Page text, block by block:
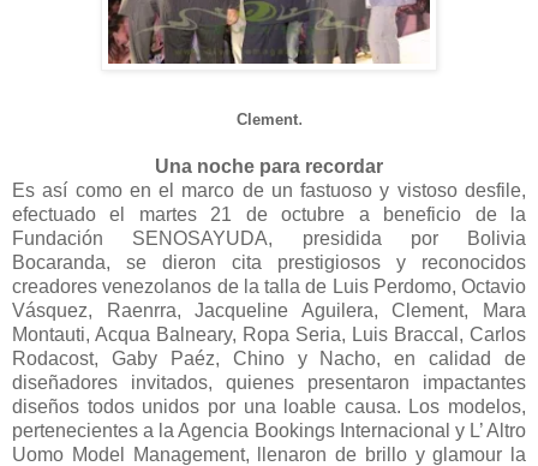
Clement.
Una noche para recordar
Es así como en el marco de un fastuoso y vistoso desfile,
efectuado el martes 21 de octubre a beneficio de la
Fundación SENOSAYUDA, presidida por Bolivia
Bocaranda, se dieron cita prestigiosos y reconocidos
creadores venezolanos de la talla de Luis Perdomo, Octavio
Vásquez, Raenrra, Jacqueline Aguilera, Clement, Mara
Montauti, Acqua Balneary, Ropa Seria, Luis Braccal, Carlos
Rodacost, Gaby Paéz, Chino y Nacho, en calidad de
diseñadores invitados, quienes presentaron impactantes
diseños todos unidos por una loable causa. Los modelos,
pertenecientes a la Agencia Bookings Internacional y L’ Altro
Uomo Model Management, llenaron de brillo y glamour la